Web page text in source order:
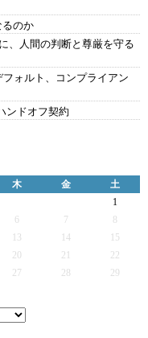
のか
、人間の判断と尊厳を守る
フォルト、コンプライアン
ンドオフ契約
木 金
土
1
6 7
13 14
15
20 21
22
27 28
29